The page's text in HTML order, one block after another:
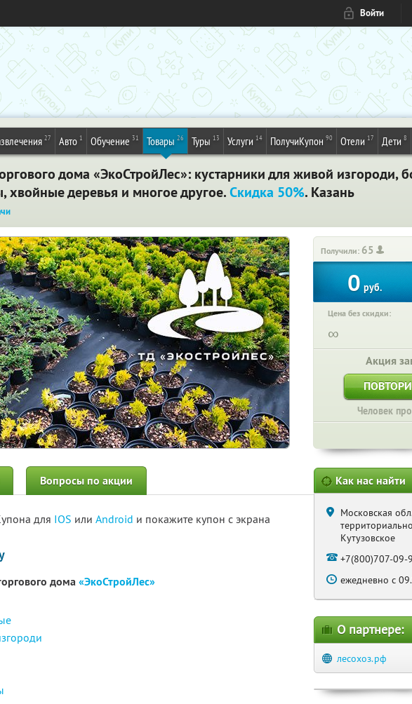
Войти
27 Авто 1 Обучение 31 Товары 26 Туры 13 Услуги 14 ПолучиКупон 90 Отели 17 Дети 8
дома «ЭкоСтройЛес»: кустарники для живой изгороди,
деревья и многое другое.Скидка 50%. Казань
Получили: 65
0 руб.
Цена без скидки:
∞
Акция
Человек
Вопросы по акции
для IOS или Android и покажите купон с экрана
дома«ЭкоСтройЛес»
Как нас найти
Московская
Кутузовское
+7(800)707-09-
ежедневно с
О партнере:
лесохоз.рф